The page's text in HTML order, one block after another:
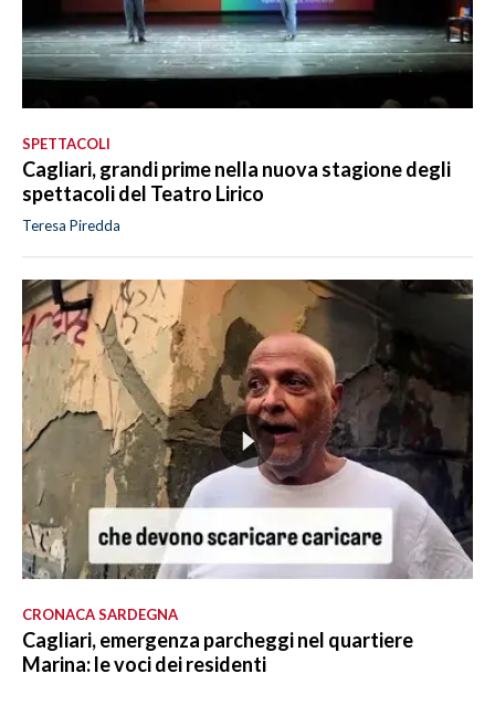
SPETTACOLI
Cagliari, grandi prime nella nuova stagione degli
spettacoli del Teatro Lirico
Teresa Piredda
CRONACA SARDEGNA
Cagliari, emergenza parcheggi nel quartiere
Marina: le voci dei residenti